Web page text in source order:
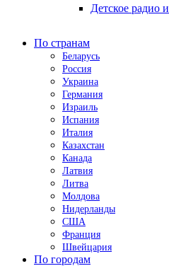
Детское радио
По странам
Беларусь
Россия
Украина
Германия
Израиль
Испания
Италия
Казахстан
Канада
Латвия
Литва
Молдова
Нидерланды
США
Франция
Швейцария
По городам